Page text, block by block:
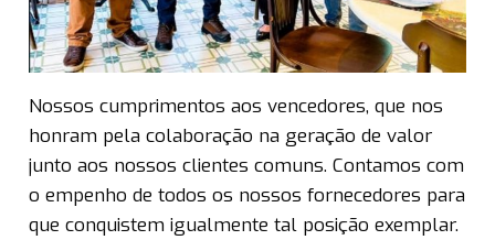
Nossos cumprimentos aos vencedores, que nos
honram pela colaboração na geração de valor
junto aos nossos clientes comuns. Contamos com
o empenho de todos os nossos fornecedores para
que conquistem igualmente tal posição exemplar.